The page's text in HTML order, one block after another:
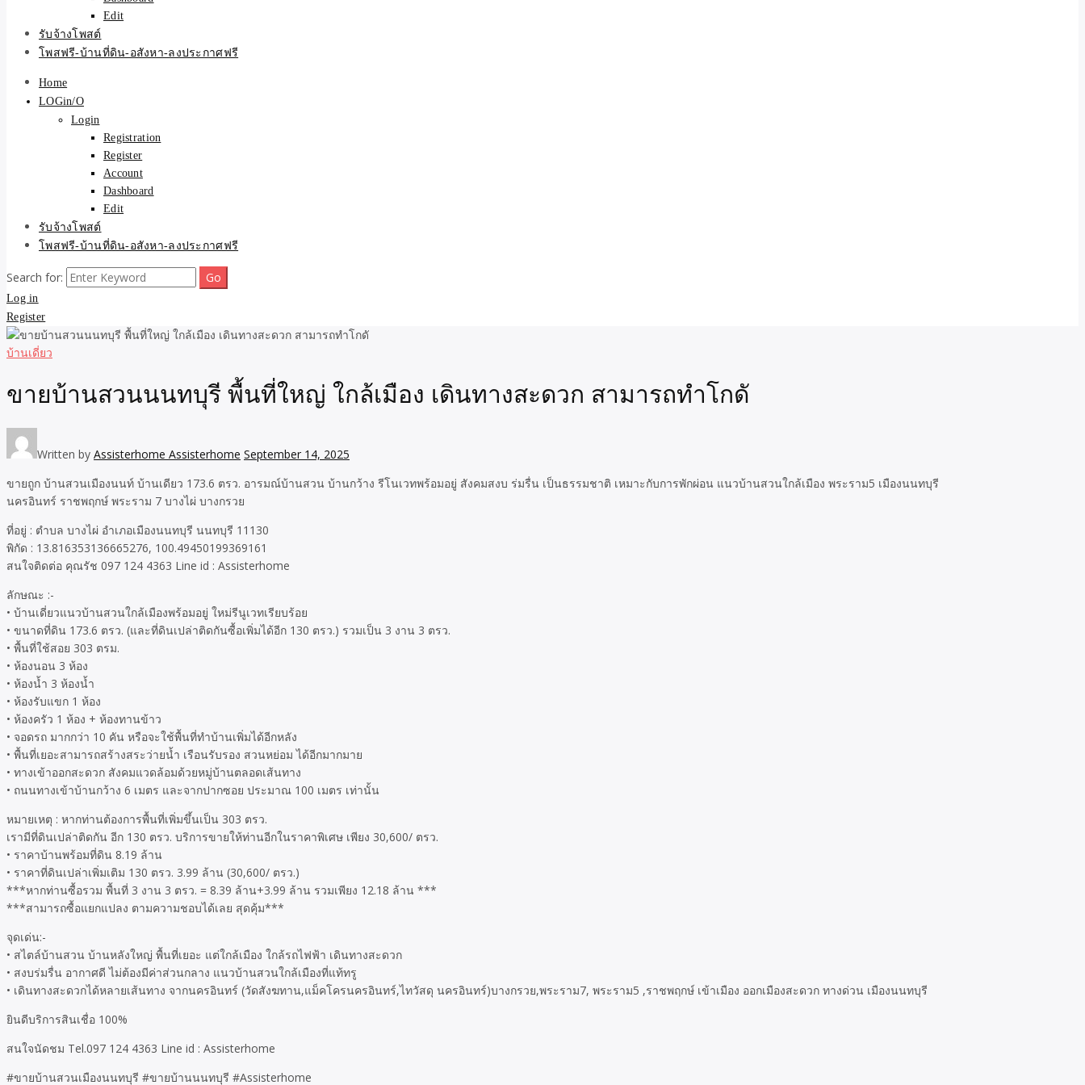
Edit
รับจ้างโพสต์
โพสฟรี-บ้านที่ดิน-อสังหา-ลงประกาศฟรี
Home
LOGin/O
Login
Registration
Register
Account
Dashboard
Edit
รับจ้างโพสต์
โพสฟรี-บ้านที่ดิน-อสังหา-ลงประกาศฟรี
Search for:
Log in
Register
บ้านเดี่ยว
ขายบ้านสวนนนทบุรี พื้นที่ใหญ่ ใกล้เมือง เดินทางสะดวก สามารถทำโกดั
Written by Assisterhome Assisterhome September 14, 2025
ขายถูก บ้านสวนเมืองนนท์ บ้านเดียว 173.6 ตรว. อารมณ์บ้านสวน บ้านกว้าง รีโนเวทพร้อมอยู่ สังคมสงบ ร่มรื่น เป็นธรรมชาติ เหมาะกับการพักผ่อน แนวบ้านสวนใกล้เมือง พระราม5 เมืองนนทบุรี
นครอินทร์ ราชพฤกษ์ พระราม 7 บางไผ่ บางกรวย
ที่อยู่ : ตำบล บางไผ่ อำเภอเมืองนนทบุรี นนทบุรี 11130
พิกัด : 13.816353136665276, 100.49450199369161
สนใจติดต่อ คุณรัช 097 124 4363 Line id : Assisterhome
ลักษณะ :-
• บ้านเดี่ยวแนวบ้านสวนใกล้เมืองพร้อมอยู่ ใหม่รีนูเวทเรียบร้อย
• ขนาดที่ดิน 173.6 ตรว. (และที่ดินเปล่าติดกันซื้อเพิ่มได้อีก 130 ตรว.) รวมเป็น 3 งาน 3 ตรว.
• พื้นที่ใช้สอย 303 ตรม.
• ห้องนอน 3 ห้อง
• ห้องน้ำ 3 ห้องน้ำ
• ห้องรับแขก 1 ห้อง
• ห้องครัว 1 ห้อง + ห้องทานข้าว
• จอดรถ มากกว่า 10 คัน หรือจะใช้พื้นที่ทำบ้านเพิ่มได้อีกหลัง
• พื้นที่เยอะสามารถสร้างสระว่ายน้ำ เรือนรับรอง สวนหย่อม ได้อีกมากมาย
• ทางเข้าออกสะดวก สังคมแวดล้อมด้วยหมู่บ้านตลอดเส้นทาง
• ถนนทางเข้าบ้านกว้าง 6 เมตร และจากปากซอย ประมาณ 100 เมตร เท่านั้น
หมายเหตุ : หากท่านต้องการพื้นที่เพิ่มขึ้นเป็น 303 ตรว.
เรามีที่ดินเปล่าติดกัน อีก 130 ตรว. บริการขายให้ท่านอีกในราคาพิเศษ เพียง 30,600/ ตรว.
• ราคาบ้านพร้อมที่ดิน 8.19 ล้าน
• ราคาที่ดินเปล่าเพิ่มเติม 130 ตรว. 3.99 ล้าน (30,600/ ตรว.)
***หากท่านซื้อรวม พื้นที่ 3 งาน 3 ตรว. = 8.39 ล้าน+3.99 ล้าน รวมเพียง 12.18 ล้าน ***
***สามารถซื้อแยกแปลง ตามความชอบได้เลย สุดคุ้ม***
จุดเด่น:-
• สไตล์บ้านสวน บ้านหลังใหญ่ พื้นที่เยอะ แต่ใกล้เมือง ใกล้รถไฟฟ้า เดินทางสะดวก
• สงบร่มรื่น อากาศดี ไม่ต้องมีค่าส่วนกลาง แนวบ้านสวนใกล้เมืองที่แท้ทรู
• เดินทางสะดวกได้หลายเส้นทาง จากนครอินทร์ (วัดสังฆทาน,แม็คโครนครอินทร์,ไทวัสดุ นครอินทร์)บางกรวย,พระราม7, พระราม5 ,ราชพฤกษ์ เข้าเมือง ออกเมืองสะดวก ทางด่วน เมืองนนทบุรี
ยินดีบริการสินเชื่อ 100%
สนใจนัดชม Tel.097 124 4363 Line id : Assisterhome
#ขายบ้านสวนเมืองนนทบุรี #ขายบ้านนนทบุรี #Assisterhome